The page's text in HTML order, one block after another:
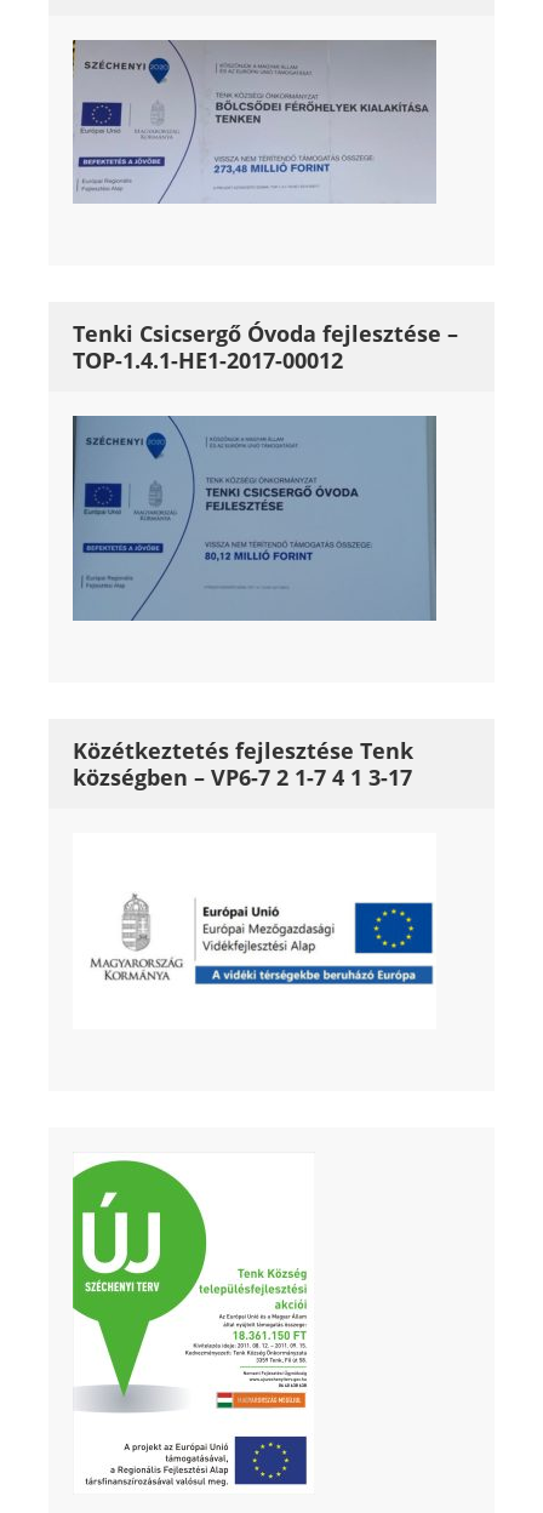
Tenki Csicsergő Óvoda fejlesztése –
TOP-1.4.1-HE1-2017-00012
Közétkeztetés fejlesztése Tenk
községben – VP6-7 2 1-7 4 1 3-17